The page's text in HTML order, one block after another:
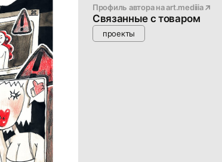
Профиль автора наart.mediiia
Связанные с товаром
проекты